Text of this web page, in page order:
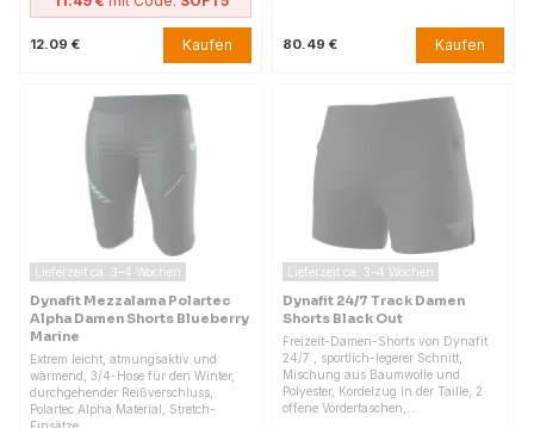
12.09 € Kaufen 80.49 € Kaufen
Lieferzeit ca. 3–4 Wochen
Dynafit Mezzalama Polartec
Alpha Damen Shorts Blueberry
Marine
Extrem leicht, atmungsaktiv und
wärmend, 3/4-Hose für den Winter,
durchgehender Reißverschluss,
Polartec Alpha Material, Stretch-
Lieferzeit ca. 3–4 Wochen
Dynafit 24/7 Track Damen
Shorts Black Out
Freizeit-Damen-Shorts von Dynafit
24/7 , sportlich-legerer Schnitt,
Mischung aus Baumwolle und
Polyester, Kordelzug in der Taille, 2
offene Vordertaschen,…